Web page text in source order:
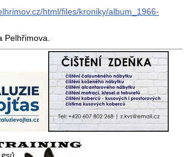
html/files/kroniky/album_1966-
Pelhřimova.